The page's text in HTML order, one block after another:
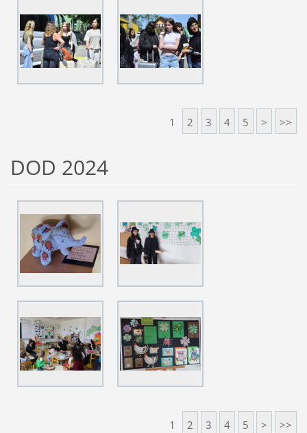
1 2 3 4 5 > >>
DOD 2024
1 2 3 4 5 > >>